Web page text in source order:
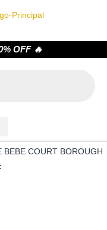
OFF 🔥
BEBE COURT BOROUGH